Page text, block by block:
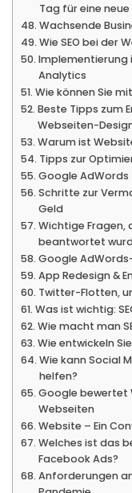
Tag für eine
Wachsende
Wie SEO bei der
Implementierung
Analytics
Wie können Sie
Beste Tipps zum
Webseiten-
Warum ist
Tipps zur
Google AdWords
Schritte zur
Geld
Wichtige Fragen,
beantwortet
Google
App Redesign &
Twitter-Flotten,
Was ist wichtig:
Wie macht man
Wie entwickeln
Wie kann Social
helfen?
Google bewertet
Webseiten
Website – Ein
Welches ist das
Facebook Ads?
Anforderungen